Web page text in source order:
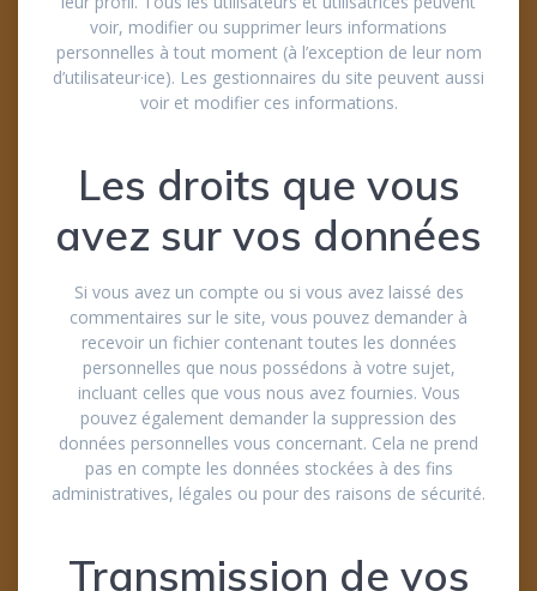
voir, modifier ou supprimer leurs informations
personnelles à tout moment (à l’exception de leur nom
d’utilisateur·ice). Les gestionnaires du site peuvent aussi
voir et modifier ces informations.
Les droits que vous
avez sur vos données
Si vous avez un compte ou si vous avez laissé des
commentaires sur le site, vous pouvez demander à
recevoir un fichier contenant toutes les données
personnelles que nous possédons à votre sujet,
incluant celles que vous nous avez fournies. Vous
pouvez également demander la suppression des
données personnelles vous concernant. Cela ne prend
pas en compte les données stockées à des fins
administratives, légales ou pour des raisons de sécurité.
Transmission de vos